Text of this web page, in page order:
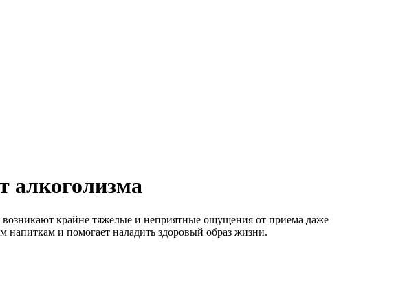
алкоголизма
крайне тяжелые и неприятные ощущения от приема даже
напиткам и помогает наладить здоровый образ жизни.